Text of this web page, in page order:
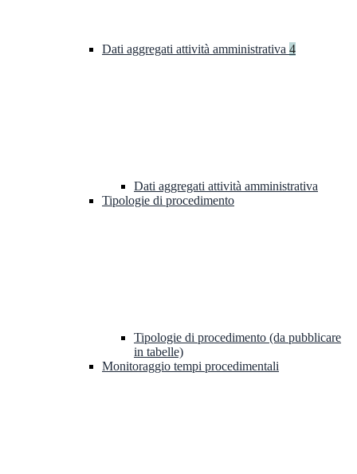
Dati aggregati attività amministrativa 4
Dati aggregati attività amministrativa
Tipologie di procedimento
Tipologie di procedimento (da pubblicare
in tabelle)
Monitoraggio tempi procedimentali